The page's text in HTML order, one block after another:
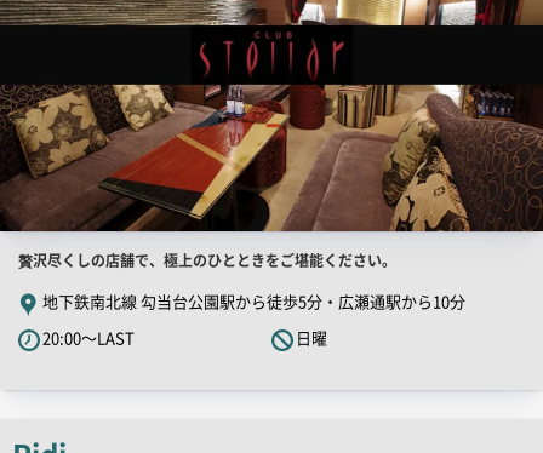
店
舗
PR
キ
贅沢尽くしの店舗で、極上のひとときをご堪能ください。
地下鉄南北線 勾当台公園駅から徒歩5分・広瀬通駅から10分
20:00～LAST
日曜